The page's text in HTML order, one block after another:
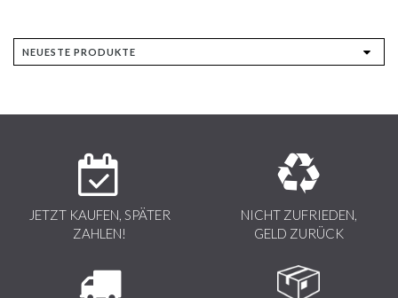
JETZT KAUFEN, SPÄTER
ZAHLEN!
NICHT ZUFRIEDEN,
GELD ZURÜCK